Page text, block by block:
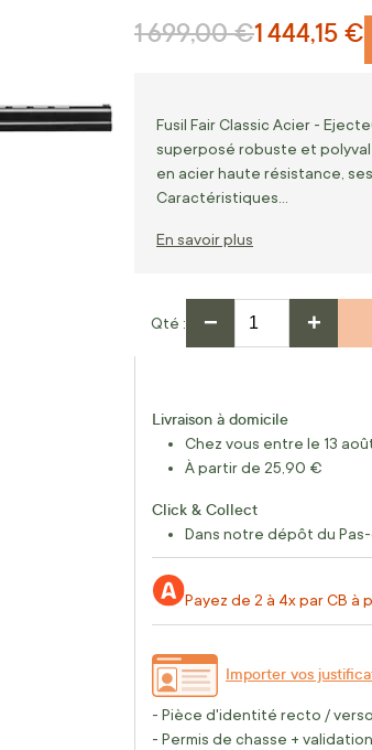
Prix Spécial
1 444,15 €
Prix normal
1 699,00 €
Fusil Fair Classic Acier -
superposé robuste et
en acier haute résistance,
Caractéristiques…
En savoir plus
Qté − +
Livraison à domicile
Chez vous entre le 13
À partir de 25,90 €
Click & Collect
Dans notre dépôt du
Payez de 2 à 4x par CB à
Importer vos
- Pièce d'identité recto /
- Permis de chasse +